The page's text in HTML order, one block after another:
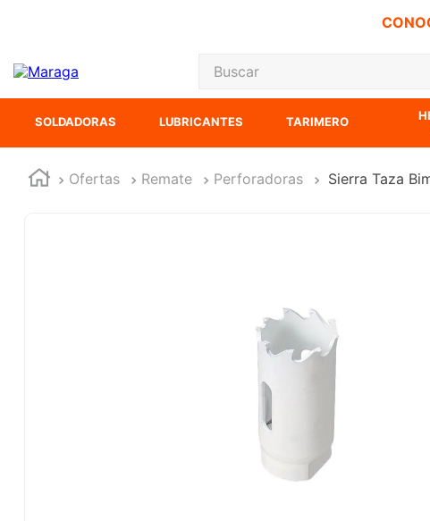
Buscar
SOLDADORAS LUBRICANTES TARIMERO
Ofertas Remate Perforadoras Sierra Taza
TÉRMINOS MÁS
7.
clavos
8.
esmeriladora
-cut